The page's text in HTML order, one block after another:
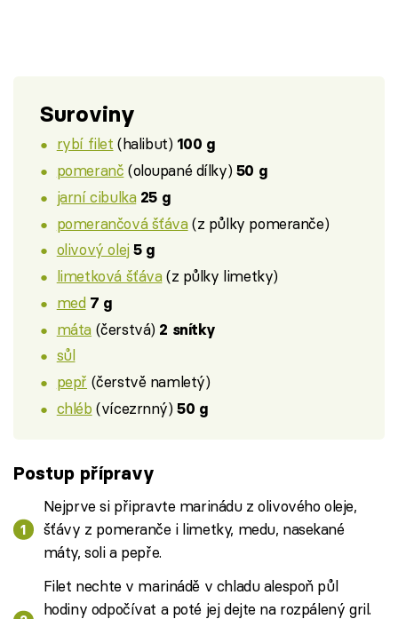
Suroviny
rybí filet (halibut) 100 g
pomeranč (oloupané dílky) 50 g
jarní cibulka 25 g
pomerančová šťáva(z půlky pomeranče)
olivový olej 5 g
limetková šťáva(z půlky limetky)
med 7 g
máta (čerstvá) 2 snítky
sůl
pepř (čerstvě namletý)
chléb (vícezrnný)50 g
Postup přípravy
Nejprve si připravte marinádu z olivového oleje,
šťávy z pomeranče i limetky, medu, nasekané
máty, soli a pepře.
Filet nechte v marinádě v chladu alespoň půl
hodiny odpočívat a poté jej dejte na rozpálený gril.